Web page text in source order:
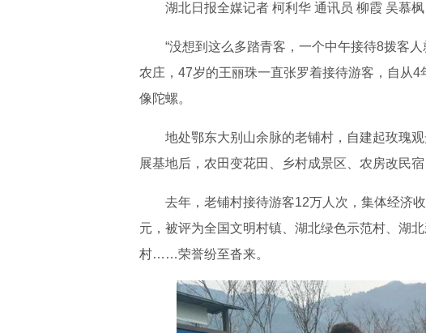
湖北日报全媒记者 柯利华 通讯员 柳霞 吴慕枫
“没想到这么多踏青客，一个中午接待8拨客
农庄，47岁的王丽珠一直张罗着接待游客，自从
像陀螺。
地处鄂东大别山余脉的老铺村，自建起玫瑰
展基地后，农田变花田、乡村成景区、农房改民
去年，老铺村接待游客12万人次，集体经济
元，被评为全国文明村镇、湖北绿色示范村、湖
村……荣誉纷至沓来。